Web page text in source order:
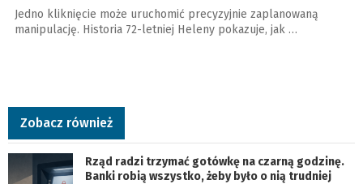
Jedno kliknięcie może uruchomić precyzyjnie zaplanowaną
manipulację. Historia 72-letniej Heleny pokazuje, jak …
Zobacz również
Rząd radzi trzymać gotówkę na czarną godzinę.
Banki robią wszystko, żeby było o nią trudniej